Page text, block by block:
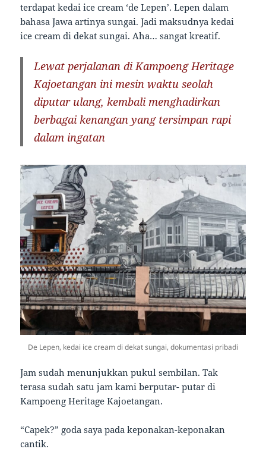
terdapat kedai ice cream ‘de Lepen’. Lepen dalam
bahasa Jawa artinya sungai. Jadi maksudnya kedai
ice cream di dekat sungai. Aha… sangat kreatif.
Lewat perjalanan di Kampoeng Heritage
Kajoetangan ini mesin waktu seolah
diputar ulang, kembali menghadirkan
berbagai kenangan yang tersimpan rapi
dalam ingatan
De Lepen, kedai ice cream di dekat sungai, dokumentasi pribadi
Jam sudah menunjukkan pukul sembilan. Tak
terasa sudah satu jam kami berputar- putar di
Kampoeng Heritage Kajoetangan.
“Capek?” goda saya pada keponakan-keponakan
cantik.